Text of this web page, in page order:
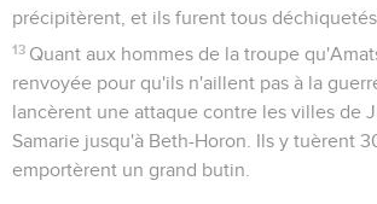
précipitèrent, et ils furent tous déchiquetés.
13 Quant aux hommes de la troupe
renvoyée pour qu'ils n'aillent pas à la
lancèrent une attaque contre les villes de
Samarie jusqu'à Beth-Horon. Ils y tuèrent
emportèrent un grand butin.